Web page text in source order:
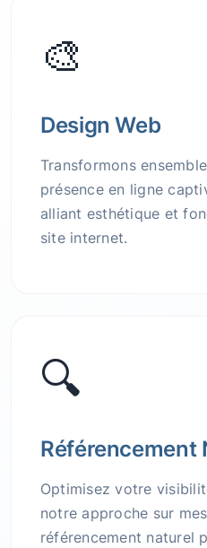
🎨
Design Web
Transformons
présence en ligne
alliant esthétique et
site internet.
🔍
Référencement
Optimisez votre
notre approche sur
référencement naturel